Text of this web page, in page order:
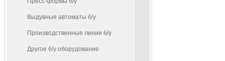
Выдувные автоматы б/у
Производственные линии б/у
Другое б/у оборудование